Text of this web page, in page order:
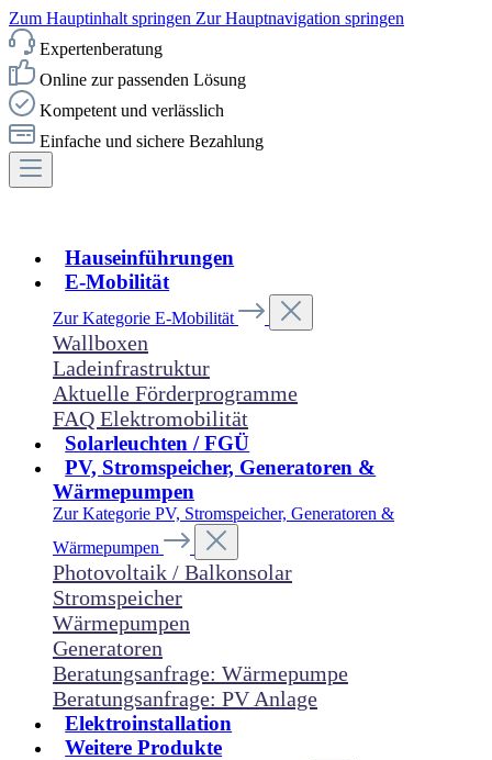
Zum Hauptinhalt springen Zur Hauptnavigation springen
Expertenberatung
Online zur passenden Lösung
Kompetent und verlässlich
Einfache und sichere Bezahlung
Hauseinführungen
E-Mobilität
Zur Kategorie E-Mobilität
Wallboxen
Ladeinfrastruktur
Aktuelle Förderprogramme
FAQ Elektromobilität
Solarleuchten / FGÜ
PV, Stromspeicher, Generatoren &
Wärmepumpen
Zur Kategorie PV, Stromspeicher, Generatoren &
Wärmepumpen
Photovoltaik / Balkonsolar
Stromspeicher
Wärmepumpen
Generatoren
Beratungsanfrage: Wärmepumpe
Beratungsanfrage: PV Anlage
Elektroinstallation
Weitere Produkte